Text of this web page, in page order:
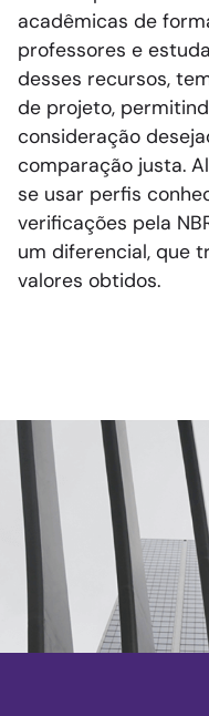
acadêmicas de
professores e
desses recursos,
de projeto,
consideração
comparação justa.
se usar perfis
verificações pela
um diferencial, que
valores obtidos.